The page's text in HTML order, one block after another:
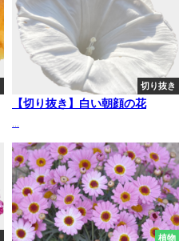
切り抜き
【切り抜き】白い朝顔の花
植物